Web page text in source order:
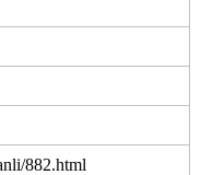
882.html